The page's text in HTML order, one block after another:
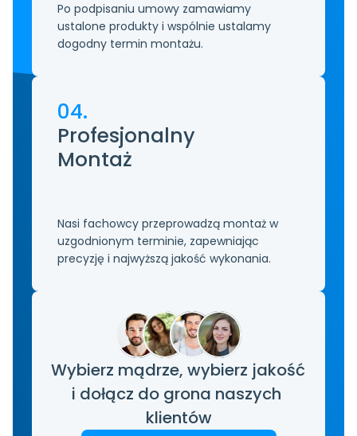
Po podpisaniu umowy zamawiamy
ustalone produkty i wspólnie ustalamy
dogodny termin montażu.
04.
Profesjonalny
Montaż
Nasi fachowcy przeprowadzą montaż w
uzgodnionym terminie, zapewniając
precyzję i najwyższą jakość wykonania.
Wybierz mądrze, wybierz jakość
i dołącz do grona naszych
klientów